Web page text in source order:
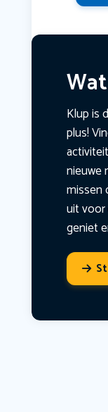
Klup is
plus!
nieuwe
missen
uit voor
geniet